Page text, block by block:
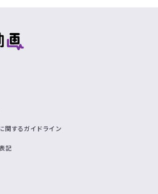
関するガイドライン
記